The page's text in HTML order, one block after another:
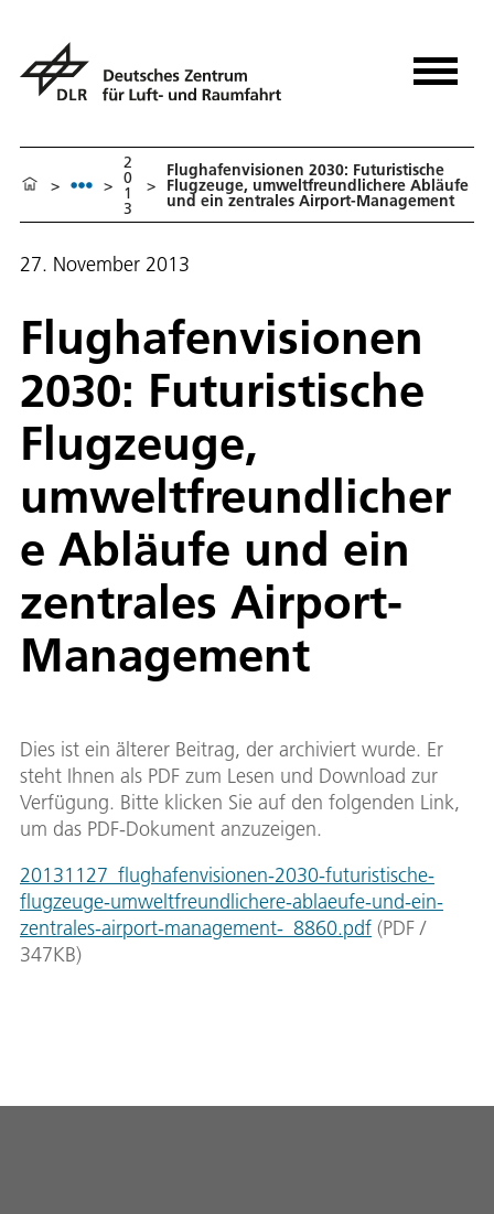
> >
2
0
1
3
>
Flughafenvisionen 2030: Futuristische
Flugzeuge, umweltfreundlichere Abläufe
und ein zentrales Airport-Management
27. November 2013
Flughafenvisionen
2030: Futuristische
Flugzeuge,
umweltfreundlicher
e Abläufe und ein
zentrales Airport-
Management
Dies ist ein älterer Beitrag, der archiviert wurde. Er
steht Ihnen als PDF zum Lesen und Download zur
Verfügung. Bitte klicken Sie auf den folgenden Link,
um das PDF-Dokument anzuzeigen.
20131127_flughafenvisionen-2030-futuristische-
flugzeuge-umweltfreundlichere-ablaeufe-und-ein-
zentrales-airport-management-_8860.pdf (PDF /
347KB)